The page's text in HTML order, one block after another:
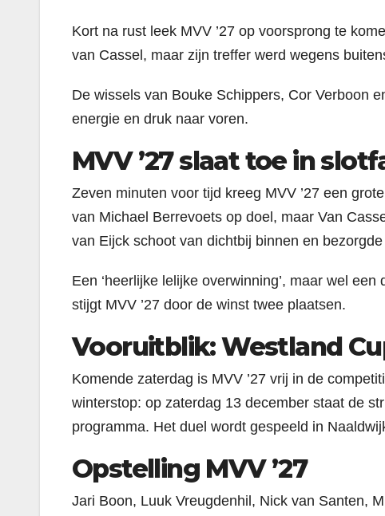
Kort na rust leek MVV ’27 op voorsprong te
van Cassel, maar zijn treffer werd wegens
De wissels van Bouke Schippers, Cor Verboon
energie en druk naar voren.
MVV ’27 slaat toe in
Zeven minuten voor tijd kreeg MVV ’27 een
van Michael Berrevoets op doel, maar Van
van Eijck schoot van dichtbij binnen en
Een ‘heerlijke lelijke overwinning’, maar wel
stijgt MVV ’27 door de winst twee plaatsen.
Vooruitblik: Westland
Komende zaterdag is MVV ’27 vrij in de
winterstop: op zaterdag 13 december staat de
programma. Het duel wordt gespeeld in
Opstelling MVV ’27
Jari Boon, Luuk Vreugdenhil, Nick van Santen,